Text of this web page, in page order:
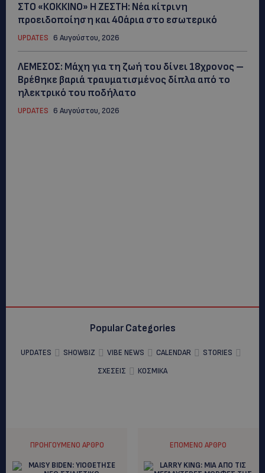
ΣΤΟ «ΚΟΚΚΙΝΟ» Η ΖΕΣΤΗ: Νέα κίτρινη
προειδοποίηση και 40άρια στο εσωτερικό
UPDATES 6 Αυγούστου, 2026
ΛΕΜΕΣΟΣ: Μάχη για τη ζωή του δίνει 18χρονος –
Βρέθηκε βαριά τραυματισμένος δίπλα από το
ηλεκτρικό του ποδήλατο
UPDATES 6 Αυγούστου, 2026
Popular Categories
UPDATES SHOWBIZ VIBE NEWS CALENDAR
STORIES
ΣΧΕΣΕΙΣ
ΚΟΣΜΙΚΑ
ΠΡΟΗΓΟΎΜΕΝΟ ΆΡΘΡΟ ΕΠΌΜΕΝΟ ΆΡΘΡΟ